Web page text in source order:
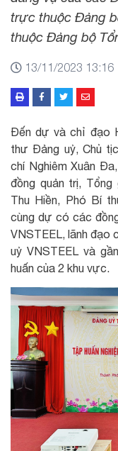
trực thuộc Đảng
thuộc Đảng bộ
13/11/2023 13:16
Đến dự và chỉ đạo
thư Đảng uỷ, Chủ
chí Nghiêm Xuân
đồng quản trị, Tổng
Thu Hiền, Phó Bí
cùng dự có các
VNSTEEL, lãnh đạo
uỷ VNSTEEL và
huấn của 2 khu vực.